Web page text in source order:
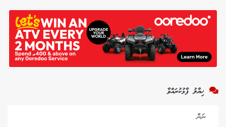
ޚިޔާލު ފާޅުކުރައްވާ